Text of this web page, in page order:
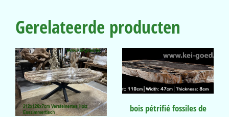
Gerelateerde producten
bois pétrifié fossiles de